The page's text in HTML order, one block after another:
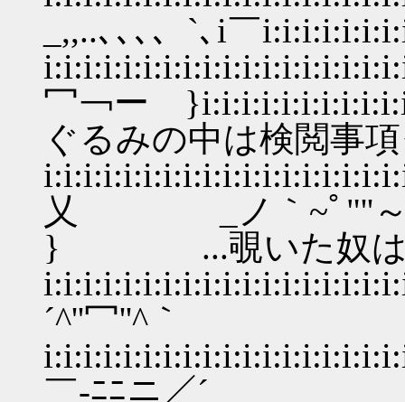
_,,..､､､、`､i￣
冖￢ー
ぐるみの中は検閲事
乂 _ノ｀~ﾟ"''～
} ...覗いた奴はシ
´^''冖''^｀ 〔
￣-ﾆﾆニ／´_